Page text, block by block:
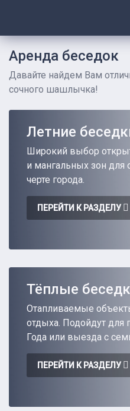
Аренда беседок
Давайте найдем Вам
сочного шашлычка!
Летние
Широкий выбор
и мангальных зон для
черте города.
ПЕРЕЙТИ К РАЗДЕЛУ
Тёплые
Отапливаемые
отдыха. Подойдут для
Года или выезда с
ПЕРЕЙТИ К РАЗДЕЛУ